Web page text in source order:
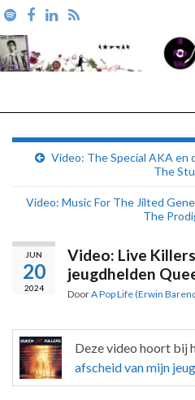
Search for:
Video: The Special AKA en
The
Video: Music For The Jilted
The
JUN
20
2024
Video: Live
jeugdhelden
DoorA Pop Life (Erwin
Deze video hoort bij
afscheid van mijn